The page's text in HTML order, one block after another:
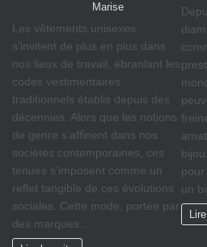
Marise
Les vêtements unisexes
s’invitent de plus en plus dans
nos lieux de travail, ébranlant les
codes vestimentaires
traditionnels établis depuis des
décennies. Alors que les notions
de genre s’affinent dans nos
sociétés contemporaines, ces
tenues s’imposent comme un
reflet tangible de ces évolutions
sociales. Cette mode, portée par
des marques…
pour
un